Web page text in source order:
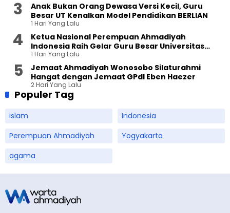
Anak Bukan Orang Dewasa Versi Kecil, Guru
Besar UT Kenalkan Model Pendidikan BERLIAN
1 Hari Yang Lalu
Ketua Nasional Perempuan Ahmadiyah
Indonesia Raih Gelar Guru Besar Universitas
Terbuka
1 Hari Yang Lalu
Jemaat Ahmadiyah Wonosobo Silaturahmi
Hangat dengan Jemaat GPdI Eben Haezer
2 Hari Yang Lalu
Populer Tag
islam
Indonesia
Perempuan Ahmadiyah
Yogyakarta
agama